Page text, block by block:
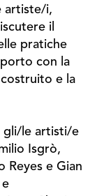
artiste/i,
il
pratiche
con la
e la
gli/le artisti/e
Isgrò,
Reyes e Gian
e